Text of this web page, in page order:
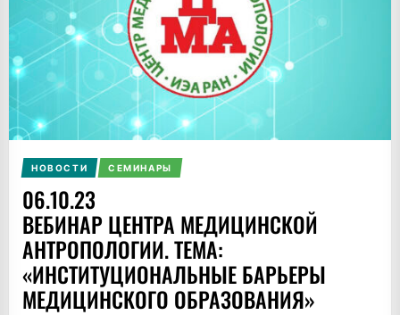
НОВОСТИ СЕМИНАРЫ
06.10.23
ВЕБИНАР ЦЕНТРА МЕДИЦИНСКОЙ
АНТРОПОЛОГИИ. ТЕМА:
«ИНСТИТУЦИОНАЛЬНЫЕ БАРЬЕРЫ
МЕДИЦИНСКОГО ОБРАЗОВАНИЯ»